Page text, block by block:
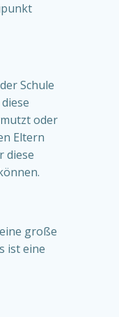
Schule
oder
Eltern
diese
große
ist eine